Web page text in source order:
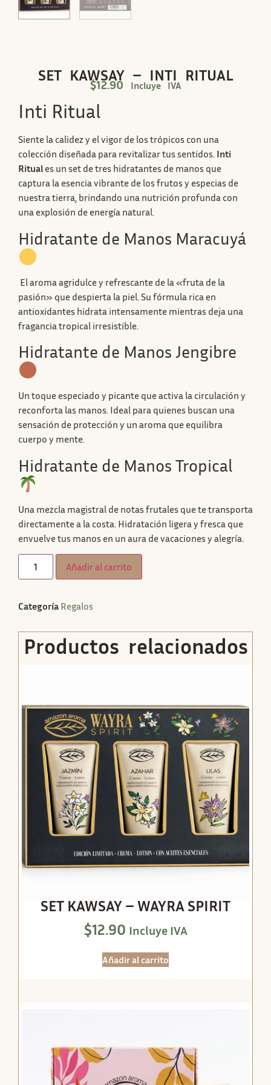
SET KAWSAY – INTI RITUAL
$12.90 Incluye IVA
Inti Ritual
Siente la calidez y el vigor de los trópicos con una
colección diseñada para revitalizar tus sentidos. Inti
Ritual es un set de tres hidratantes de manos que
captura la esencia vibrante de los frutos y especias de
nuestra tierra, brindando una nutrición profunda con
una explosión de energía natural.
Hidratante de Manos Maracuyá
El aroma agridulce y refrescante de la «fruta de la
pasión» que despierta la piel. Su fórmula rica en
antioxidantes hidrata intensamente mientras deja una
fragancia tropical irresistible.
Hidratante de Manos Jengibre
Un toque especiado y picante que activa la circulación y
reconforta las manos. Ideal para quienes buscan una
sensación de protección y un aroma que equilibra
cuerpo y mente.
Hidratante de Manos Tropical
Una mezcla magistral de notas frutales que te transporta
directamente a la costa. Hidratación ligera y fresca que
envuelve tus manos en un aura de vacaciones y alegría.
Añadir al carrito
Categoría Regalos
Productos relacionados
SET KAWSAY – WAYRA SPIRIT
$12.90 Incluye IVA
Añadir al carrito